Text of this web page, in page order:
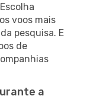
voos mais
pesquisa. E
de
a